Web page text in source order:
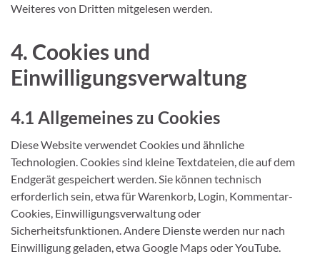
Weiteres von Dritten mitgelesen werden.
4. Cookies und
Einwilligungsverwaltung
4.1 Allgemeines zu Cookies
Diese Website verwendet Cookies und ähnliche
Technologien. Cookies sind kleine Textdateien, die auf dem
Endgerät gespeichert werden. Sie können technisch
erforderlich sein, etwa für Warenkorb, Login, Kommentar-
Cookies, Einwilligungsverwaltung oder
Sicherheitsfunktionen. Andere Dienste werden nur nach
Einwilligung geladen, etwa Google Maps oder YouTube.